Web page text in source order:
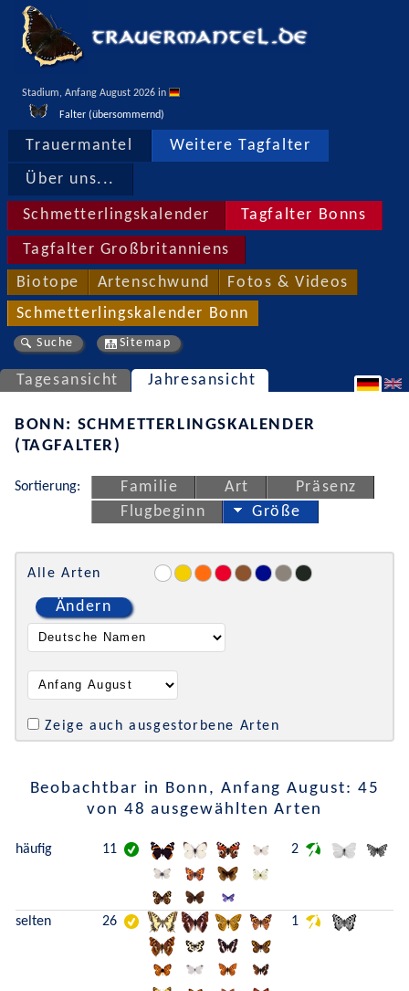
Stadium, Anfang August 2026 in
Falter (übersommernd)
Trauermantel Weitere Tagfalter
Über uns...
Schmetterlingskalender Tagfalter Bonns
Tagfalter Großbritanniens
Biotope Artenschwund Fotos & Videos
Schmetterlingskalender Bonn
Suche Sitemap
Tagesansicht Jahresansicht
BONN: SCHMETTERLINGSKALENDER
(TAGFALTER)
Sortierung: Familie Art
Präsenz
Flugbeginn
Größe
Alle Arten
Ändern
Zeige auch ausgestorbene Arten
Beobachtbar in Bonn, Anfang August: 45
von 48 ausgewählten Arten
häufig 11 2
selten 26 1